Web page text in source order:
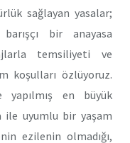
sağlayan yasalar;
bir anayasa
temsiliyeti ve
koşulları özlüyoruz.
yapılmış en büyük
ile uyumlu bir yaşam
ezilenin olmadığı,